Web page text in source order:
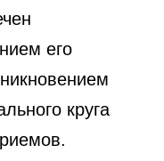
его
круга